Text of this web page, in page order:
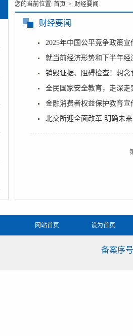
您的当前位置:首页 > 财经要闻
财经要闻
2025年中国公平竞争政策宣
就当前经济形势和下半年
销毁证据、阻碍检查！想念
全民国家安全教育，走深走
金融消费者权益保护教育
北交所迎全面改革 明确未
网站首页 设为首页
备案序